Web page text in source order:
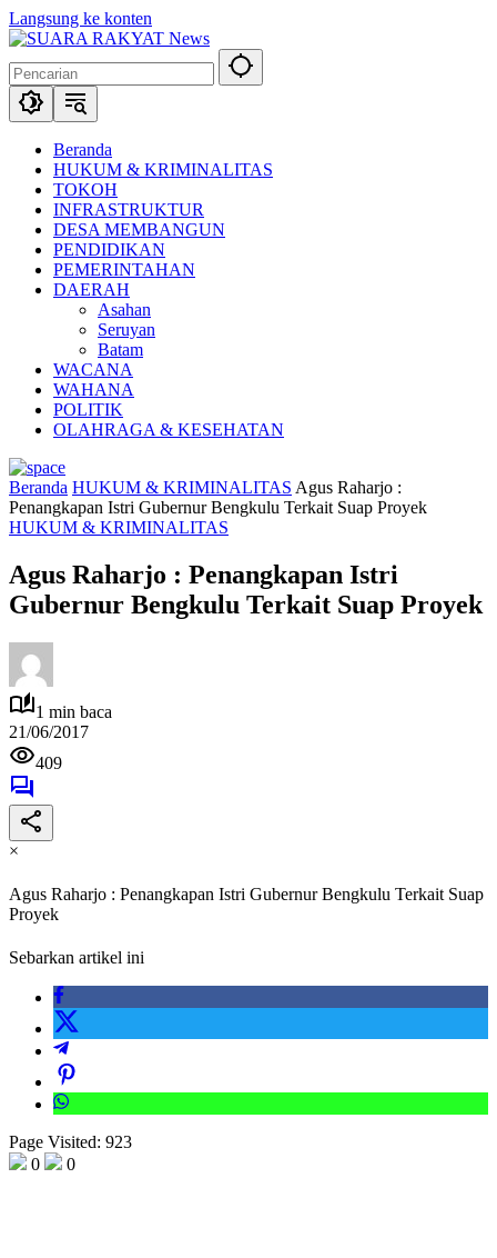
Langsung ke konten
Beranda
HUKUM & KRIMINALITAS
TOKOH
INFRASTRUKTUR
DESA MEMBANGUN
PENDIDIKAN
PEMERINTAHAN
DAERAH
Asahan
Seruyan
Batam
WACANA
WAHANA
POLITIK
OLAHRAGA & KESEHATAN
Beranda HUKUM & KRIMINALITAS Agus Raharjo :
Penangkapan Istri Gubernur Bengkulu Terkait Suap Proyek
HUKUM & KRIMINALITAS
Agus Raharjo : Penangkapan Istri
Gubernur Bengkulu Terkait Suap Proyek
1 min baca
21/06/2017
409
×
Agus Raharjo : Penangkapan Istri Gubernur Bengkulu Terkait Suap
Proyek
Sebarkan artikel ini
Page Visited: 923
0
0